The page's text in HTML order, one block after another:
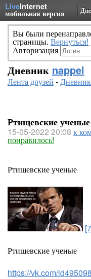
LiveInternet
мобильная версия
Вы были
страницы. Вернуться!
Авторизация
Дневник nappel
Лента друзей -Дневник
Ртищевские ученые
15-05-2022 20:08 к
понравилось!
Ртищевские ученые
Ртищевские ученые
https://vk.com/